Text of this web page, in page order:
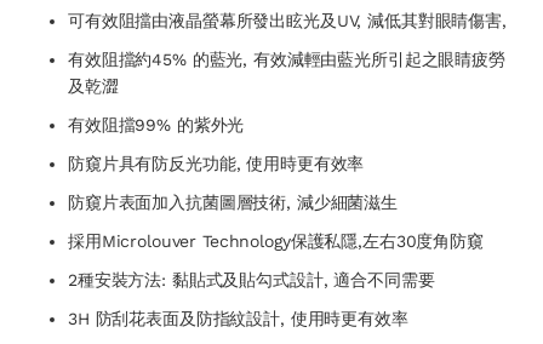
可有效阻擋由液晶螢幕所發出眩光及UV, 減低其對眼睛傷害,
有效阻擋約45% 的藍光, 有效減輕由藍光所引起之眼睛疲勞
及乾澀
有效阻擋99% 的紫外光
防窺片具有防反光功能, 使用時更有效率
防窺片表面加入抗菌圖層技術, 減少細菌滋生
採用Microlouver Technology保護私隱,左右30度角防窺
2種安裝方法: 黏貼式及貼勾式設計, 適合不同需要
3H 防刮花表面及防指紋設計, 使用時更有效率